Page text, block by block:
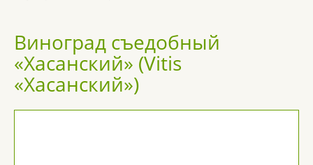
Виноград съедобный
«Хасанский» (Vitis
«Хасанский»)